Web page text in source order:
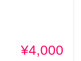
¥4,000